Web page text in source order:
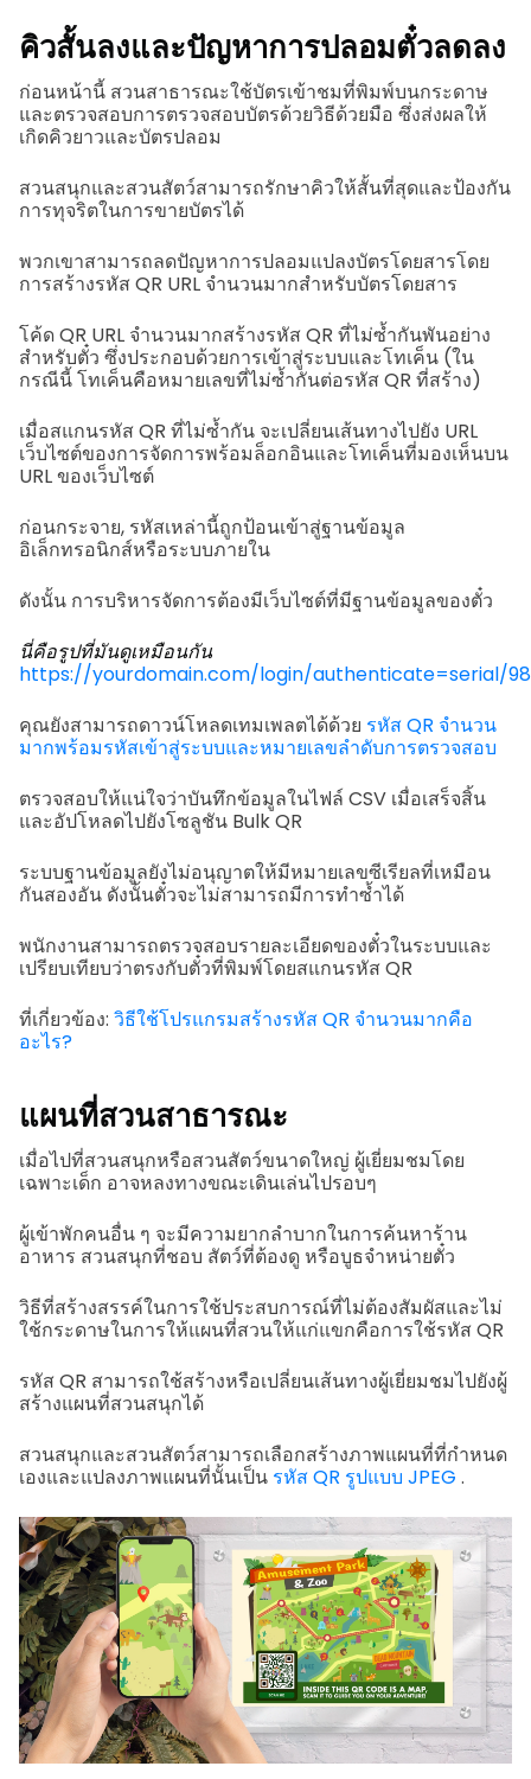
คิวสั้นลงและปัญหาการปลอมตั๋วลดลง
ก่อนหน้านี้ สวนสาธารณะใช้บัตรเข้าชมที่พิมพ์บนกระดาษ
และตรวจสอบการตรวจสอบบัตรด้วยวิธีด้วยมือ ซึ่งส่งผลให้
เกิดคิวยาวและบัตรปลอม
สวนสนุกและสวนสัตว์สามารถรักษาคิวให้สั้นที่สุดและป้องกัน
การทุจริตในการขายบัตรได้
พวกเขาสามารถลดปัญหาการปลอมแปลงบัตรโดยสารโดย
การสร้างรหัส QR URL จำนวนมากสำหรับบัตรโดยสาร
โค้ด QR URL จำนวนมากสร้างรหัส QR ที่ไม่ซ้ำกันพันอย่าง
สำหรับตั๋ว ซึ่งประกอบด้วยการเข้าสู่ระบบและโทเค็น (ใน
กรณีนี้ โทเค็นคือหมายเลขที่ไม่ซ้ำกันต่อรหัส QR ที่สร้าง)
เมื่อสแกนรหัส QR ที่ไม่ซ้ำกัน จะเปลี่ยนเส้นทางไปยัง URL
เว็บไซต์ของการจัดการพร้อมล็อกอินและโทเค็นที่มองเห็นบน
URL ของเว็บไซต์
ก่อนกระจาย, รหัสเหล่านี้ถูกป้อนเข้าสู่ฐานข้อมูล
อิเล็กทรอนิกส์หรือระบบภายใน
ดังนั้น การบริหารจัดการต้องมีเว็บไซต์ที่มีฐานข้อมูลของตั๋ว
นี่คือรูปที่มันดูเหมือนกัน
https://yourdomain.com/login/authenticate=serial/
คุณยังสามารถดาวน์โหลดเทมเพลตได้ด้วย รหัส QR จำนวน
มากพร้อมรหัสเข้าสู่ระบบและหมายเลขลำดับการตรวจสอบ
ตรวจสอบให้แน่ใจว่าบันทึกข้อมูลในไฟล์ CSV เมื่อเสร็จสิ้น
และอัปโหลดไปยังโซลูชัน Bulk QR
ระบบฐานข้อมูลยังไม่อนุญาตให้มีหมายเลขซีเรียลที่เหมือน
กันสองอัน ดังนั้นตั๋วจะไม่สามารถมีการทำซ้ำได้
พนักงานสามารถตรวจสอบรายละเอียดของตั๋วในระบบและ
เปรียบเทียบว่าตรงกับตั๋วที่พิมพ์โดยสแกนรหัส QR
ที่เกี่ยวข้อง: วิธีใช้โปรแกรมสร้างรหัส QR จำนวนมากคือ
อะไร?
แผนที่สวนสาธารณะ
เมื่อไปที่สวนสนุกหรือสวนสัตว์ขนาดใหญ่ ผู้เยี่ยมชมโดย
เฉพาะเด็ก อาจหลงทางขณะเดินเล่นไปรอบๆ
ผู้เข้าพักคนอื่น ๆ จะมีความยากลำบากในการค้นหาร้าน
อาหาร สวนสนุกที่ชอบ สัตว์ที่ต้องดู หรือบูธจำหน่ายตั๋ว
วิธีที่สร้างสรรค์ในการใช้ประสบการณ์ที่ไม่ต้องสัมผัสและไม่
ใช้กระดาษในการให้แผนที่สวนให้แก่แขกคือการใช้รหัส QR
รหัส QR สามารถใช้สร้างหรือเปลี่ยนเส้นทางผู้เยี่ยมชมไปยังผู้
สร้างแผนที่สวนสนุกได้
สวนสนุกและสวนสัตว์สามารถเลือกสร้างภาพแผนที่ที่กำหนด
เองและแปลงภาพแผนที่นั้นเป็น รหัส QR รูปแบบ JPEG .